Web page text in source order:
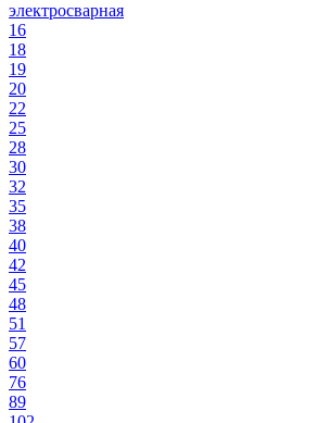
электросварная
16
18
19
20
22
25
28
30
32
35
38
40
42
45
48
51
57
60
76
89